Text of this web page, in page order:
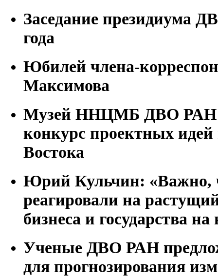
Заседание президиума
года
Юбилей члена-
Максимова
Музей ННЦМБ ДВО РАН
конкурс проектных идей
Востока
Юрий Кульчин: «Важно,
реагировали на
бизнеса и государства
Ученые ДВО РАН
для прогнозирования